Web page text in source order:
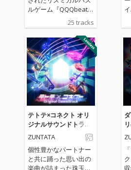
ルゲーム『QQQbeat
s!!!』のサウンドトラッ
ク。タイトーサウンド
チームZUNTATAやIOSY
Sによるゲーム中BGM
のほか、REDALiCE、S
nail's Houseによる書
き下ろしオリジナル曲
も収録。
25 tracks
テトテ×コネクト オリ
ジナルサウンドトラッ
ク
ZUNTATA
個性豊かなパートナー
と共に踊った思い出の
楽曲が詰まった珠玉の